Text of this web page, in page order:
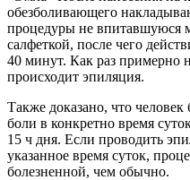
обезболивающего
процедуры не впитавшуюся
салфеткой, после чего
40 минут. Как раз примерно
происходит эпиляция.
Также доказано, что
боли в конкретно время
15 ч дня. Если проводить
указанное время суток,
болезненной, чем обычно.